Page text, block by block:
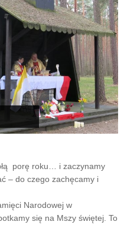
porę roku… i zaczynamy
– do czego zachęcamy i
Narodowej w
się na Mszy świętej. To